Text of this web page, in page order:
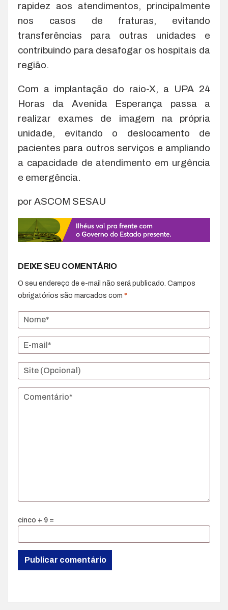
rapidez aos atendimentos, principalmente
nos casos de fraturas, evitando
transferências para outras unidades e
contribuindo para desafogar os hospitais da
região.
Com a implantação do raio-X, a UPA 24
Horas da Avenida Esperança passa a
realizar exames de imagem na própria
unidade, evitando o deslocamento de
pacientes para outros serviços e ampliando
a capacidade de atendimento em urgência
e emergência.
por ASCOM SESAU
DEIXE SEU COMENTÁRIO
O seu endereço de e-mail não será publicado. Campos
obrigatórios são marcados com *
cinco + 9 =